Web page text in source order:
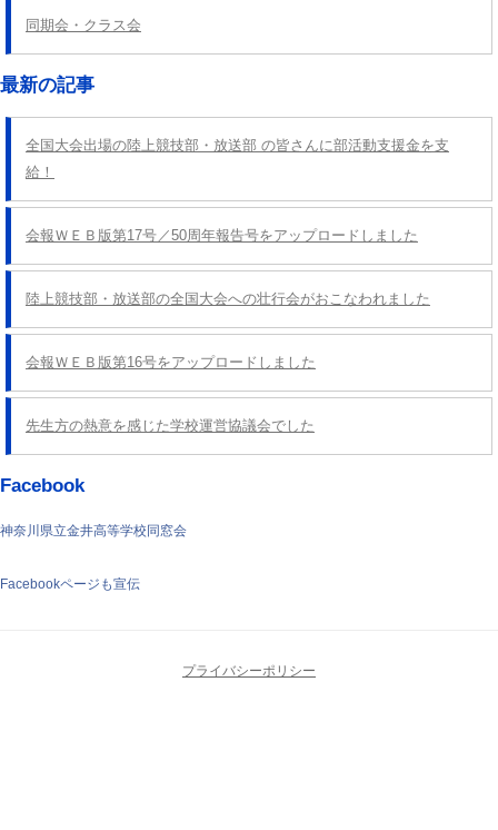
同期会・クラス会
最新の記事
全国大会出場の陸上競技部・放送部 の皆さんに部活動支援金を支
給！
会報ＷＥＢ版第17号／50周年報告号をアップロードしました
陸上競技部・放送部の全国大会への壮行会がおこなわれました
会報ＷＥＢ版第16号をアップロードしました
先生方の熱意を感じた学校運営協議会でした
Facebook
神奈川県立金井高等学校同窓会
Facebookページも宣伝
プライバシーポリシー